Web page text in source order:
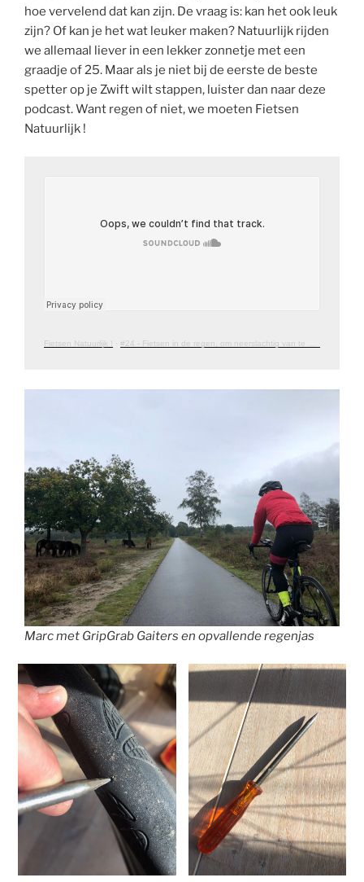
hoe vervelend dat kan zijn. De vraag is: kan het ook leuk
zijn? Of kan je het wat leuker maken? Natuurlijk rijden
we allemaal liever in een lekker zonnetje met een
graadje of 25. Maar als je niet bij de eerste de beste
spetter op je Zwift wilt stappen, luister dan naar deze
podcast. Want regen of niet, we moeten Fietsen
Natuurlijk !
Fietsen Natuurlijk ! · #24 - Fietsen in de regen, om neerslachtig van te worden
Marc met GripGrab Gaiters en opvallende regenjas